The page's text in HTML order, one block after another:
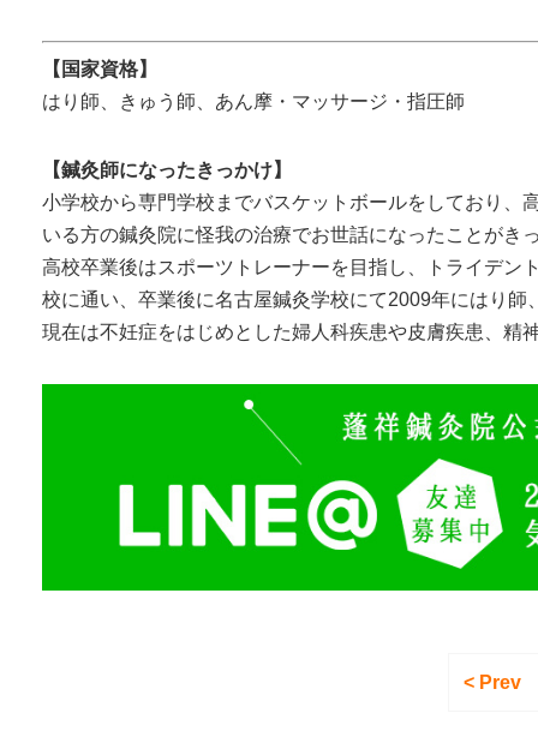
【国家資格】
はり師、きゅう師、あん摩・マッサージ・指圧師
【鍼灸師になったきっかけ】
小学校から専門学校までバスケットボールをしており、
いる方の鍼灸院に怪我の治療でお世話になったことがき
高校卒業後はスポーツトレーナーを目指し、トライデ
校に通い、卒業後に名古屋鍼灸学校にて2009年にはり
現在は不妊症をはじめとした婦人科疾患や皮膚疾患、精
< Prev